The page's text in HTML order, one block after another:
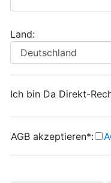
Land:
Ich bin Da Direkt-
AGB akzeptieren*: